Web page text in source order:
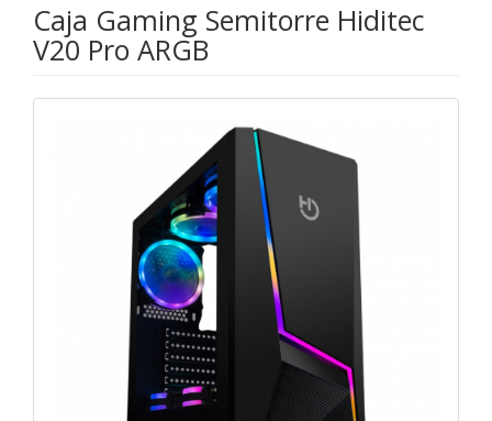
Caja Gaming Semitorre Hiditec
V20 Pro ARGB